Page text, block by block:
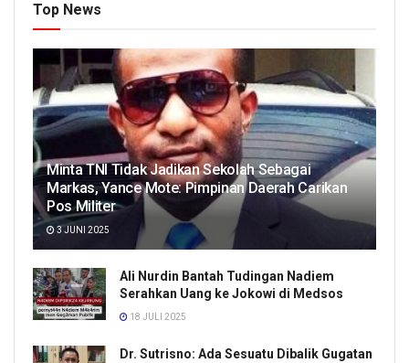
Top News
Minta TNI Tidak Jadikan Sekolah Sebagai
Markas, Yance Mote: Pimpinan Daerah Carikan
Pos Militer
3 JUNI 2025
Ali Nurdin Bantah Tudingan Nadiem
Serahkan Uang ke Jokowi di Medsos
18 JULI 2025
Dr. Sutrisno: Ada Sesuatu Dibalik Gugatan